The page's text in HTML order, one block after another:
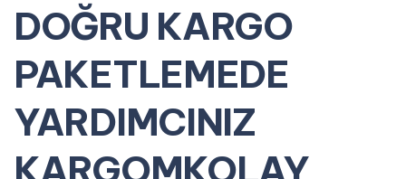
DOĞRU KARGO
PAKETLEMEDE
YARDIMCINIZ